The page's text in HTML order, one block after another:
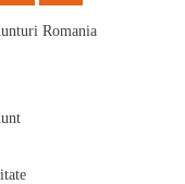
Romania